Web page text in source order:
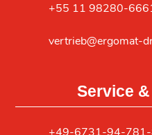
+55 11 98280-
vertrieb@ergomat-
Service